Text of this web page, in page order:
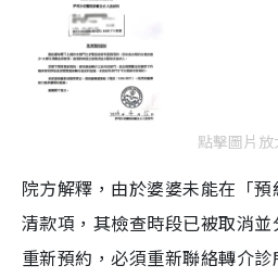
點擊圖片放
院方解釋，由於婆婆未能在「
清款項，其檢查時段已被取消
重新預約，必須重新聯絡轉介